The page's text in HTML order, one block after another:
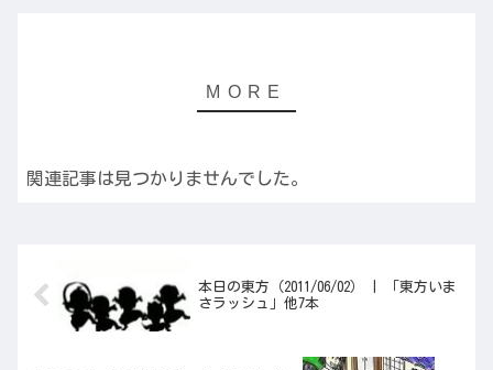
関連記事は見つかりませんでした。
本日の東方（2011/06/02） | 「東方いま
さラッシュ」他7本